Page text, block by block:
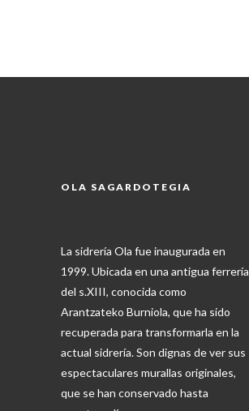
OLA SAGARDOTEGIA
La sidrería Ola fue inaugurada en
1999. Ubicada en una antigua ferrería
del s.XIII, conocida como
Arantzateko Burniola, que ha sido
recuperada para transformarla en la
actual sidrería. Son dignas de ver sus
espectaculares murallas originales,
que se han conservado hasta